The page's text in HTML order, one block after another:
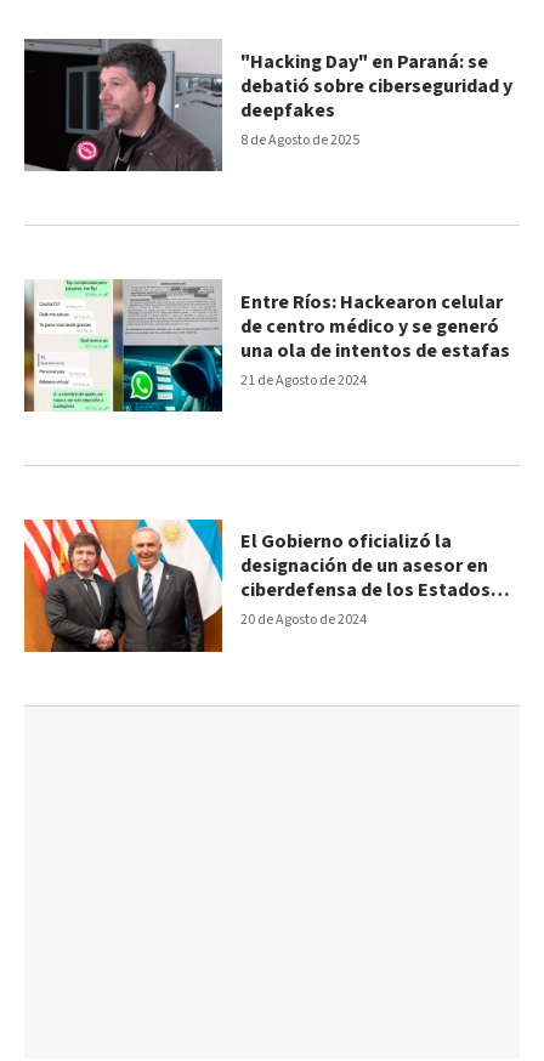
8 de Agosto de 2025
"Hacking Day" en Paraná: se
debatió sobre ciberseguridad y
deepfakes
21 de Agosto de 2024
Entre Ríos: Hackearon celular
de centro médico y se generó
una ola de intentos de estafas
20 de Agosto de 2024
El Gobierno oficializó la
designación de un asesor en
ciberdefensa de los Estados
Unidos